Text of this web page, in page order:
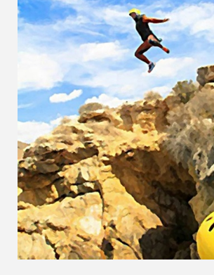
CONTACTO